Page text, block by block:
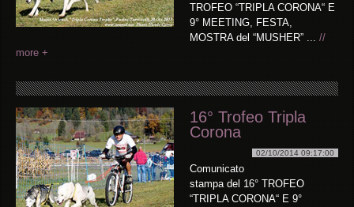
TROFEO “TRIPLA CORONA“ E
9° MEETING, FESTA,
MOSTRA del “MUSHER” ... //
more +
16° Trofeo Tripla
Corona
02/10/2014 09:17:00
Comunicato
stampa del 16° TROFEO
“TRIPLA CORONA“ E 9°